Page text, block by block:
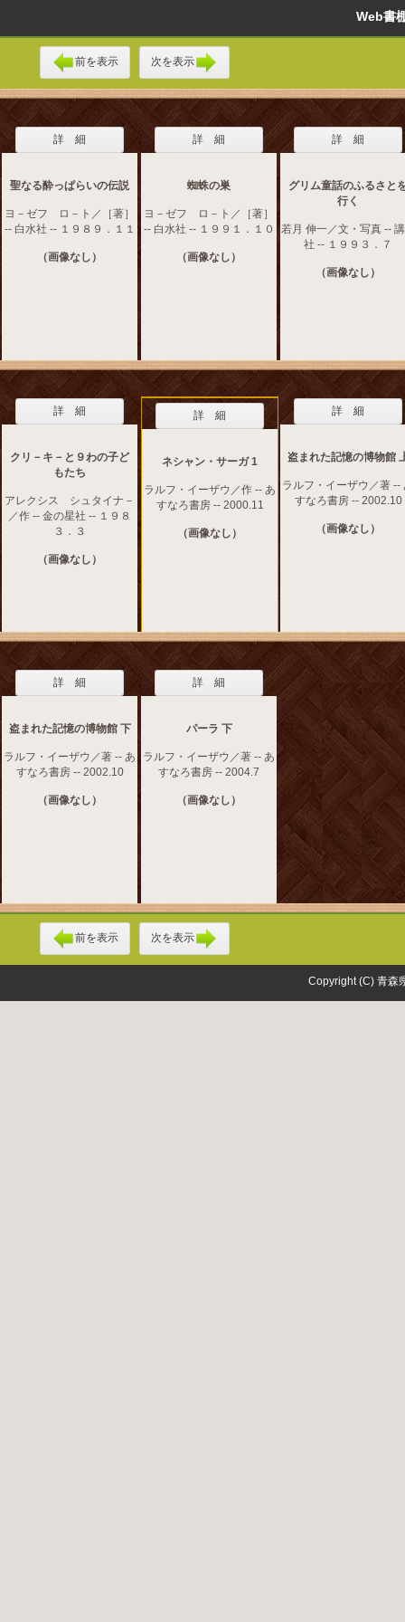
Web
前を表示 次を表示
詳 細
聖なる酔っぱらいの伝説
ヨ－ゼフ ロ－ト／［著］
-- 白水社 -- １９８９．１１
（画像なし）
詳 細
蜘蛛の巣
ヨ－ゼフ ロ－ト／［著］
-- 白水社 -- １９９１．１０
（画像なし）
詳 細
グリム童話のふるさと
行く
若月 伸一／文・写真 --
社 -- １９９３．７
（画像なし）
詳 細
クリ－キ－と９わの子ど
もたち
アレクシス シュタイナ－
／作 -- 金の星社 -- １９８
３．３
（画像なし）
詳 細
ネシャン・サーガ 1
ラルフ・イーザウ／作 -- あ
すなろ書房 -- 2000.11
（画像なし）
詳 細
盗まれた記憶の博物館
ラルフ・イーザウ／著 --
すなろ書房 -- 2002.10
（画像なし）
詳 細
盗まれた記憶の博物館 下
ラルフ・イーザウ／著 -- あ
すなろ書房 -- 2002.10
（画像なし）
詳 細
パーラ 下
ラルフ・イーザウ／著 -- あ
すなろ書房 -- 2004.7
（画像なし）
前を表示 次を表示
Copyright (C) 青森